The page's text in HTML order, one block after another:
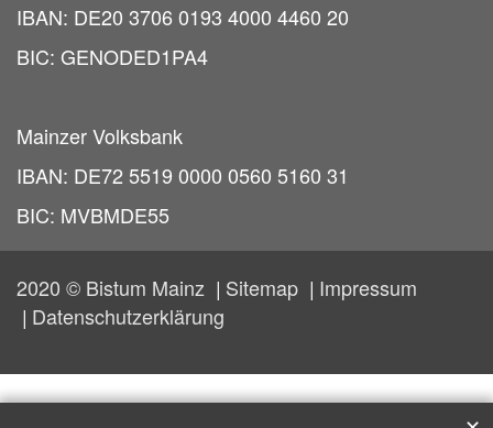
IBAN: DE20 3706 0193 4000 4460 20
BIC: GENODED1PA4
Mainzer Volksbank
IBAN: DE72 5519 0000 0560 5160 31
BIC: MVBMDE55
2020 © Bistum Mainz Sitemap
Impressum
Datenschutzerklärung